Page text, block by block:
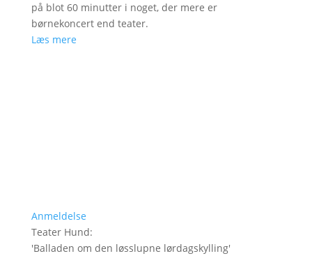
på blot 60 minutter i noget, der mere er
børnekoncert end teater.
Læs mere
Anmeldelse
Teater Hund:
'Balladen om den løsslupne lørdagskylling'